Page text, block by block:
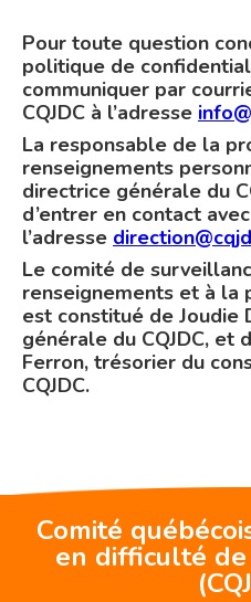
Pour toute question
politique de
communiquer par
CQJDC à l’adresse
La responsable de la
renseignements
directrice générale du
d’entrer en contact
l’adresse
Le comité de
renseignements et à la
est constitué de Joudie
générale du CQJDC, et
Ferron, trésorier du
CQJDC.
Comité
en difficulté